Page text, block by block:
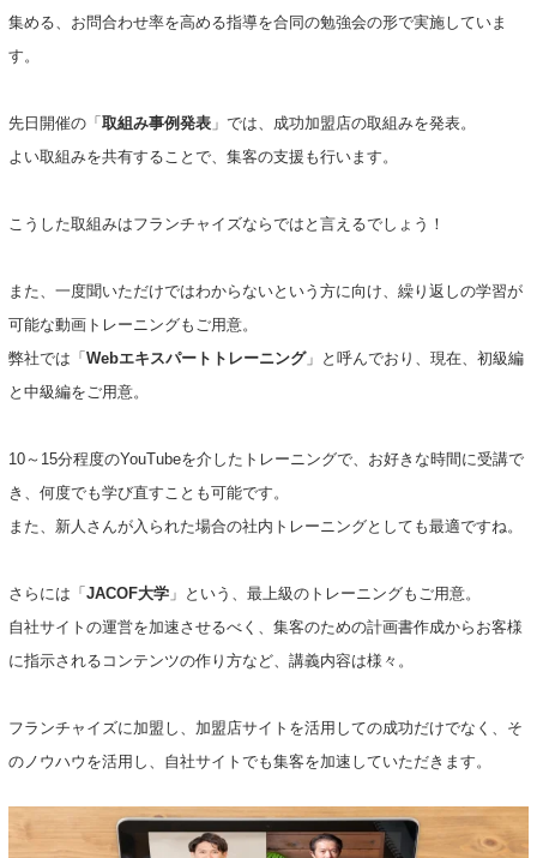
集める、お問合わせ率を高める指導を合同の勉強会の形で実施していま
す。
先日開催の「取組み事例発表 」では、成功加盟店の取組みを発表。
よい取組みを共有することで、集客の支援も行います。
こうした取組みはフランチャイズならではと言えるでしょう！
また、一度聞いただけではわからないという方に向け、繰り返しの学習が
可能な動画トレーニングもご用意。
弊社では「Webエキスパートトレーニング」と呼んでおり、現在、初級編
と中級編をご用意。
10～15分程度のYouTubeを介したトレーニングで、お好きな時間に受講で
き、何度でも学び直すことも可能です。
また、新人さんが入られた場合の社内トレーニングとしても最適ですね。
さらには「JACOF大学 」という、最上級のトレーニングもご用意。
自社サイトの運営を加速させるべく、集客のための計画書作成からお客様
に指示されるコンテンツの作り方など、講義内容は様々。
フランチャイズに加盟し、加盟店サイトを活用しての成功だけでなく、そ
のノウハウを活用し、自社サイトでも集客を加速していただきます。